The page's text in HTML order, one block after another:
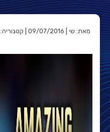
מאת: שי | 09/07/2016 | קטגוריה: